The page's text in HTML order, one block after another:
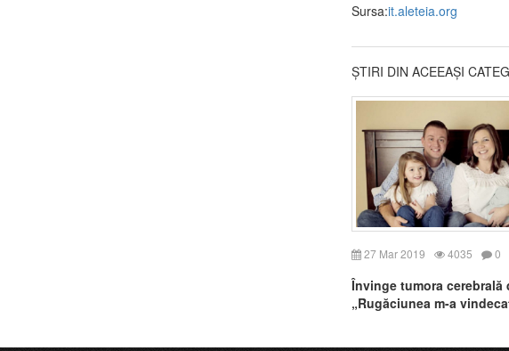
Sursa:it.aleteia.org
ȘTIRI DIN ACEEAȘI
27 Mar 2019 4035 0
Învinge tumora cerebrală
„Rugăciunea m-a